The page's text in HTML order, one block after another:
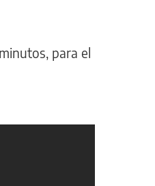
para el